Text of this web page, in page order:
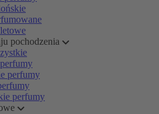
pochodzenia
perfumy
perfumy